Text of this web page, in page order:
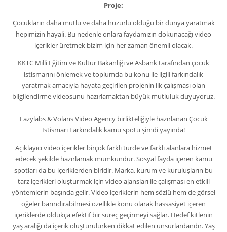
Proje:
Çocukların daha mutlu ve daha huzurlu olduğu bir dünya yaratmak
hepimizin hayali. Bu nedenle onlara faydamızın dokunacağı video
içerikler üretmek bizim için her zaman önemli olacak.
KKTC Milli Eğitim ve Kültür Bakanlığı ve Asbank tarafından çocuk
istismarını önlemek ve toplumda bu konu ile ilgili farkındalık
yaratmak amacıyla hayata geçirilen projenin ilk çalışması olan
bilgilendirme videosunu hazırlamaktan büyük mutluluk duyuyoruz.
Lazylabs & Volans Video Agency birlikteliğiyle hazırlanan Çocuk
İstismarı Farkındalık kamu spotu şimdi yayında!
Açıklayıcı video içerikler birçok farklı türde ve farklı alanlara hizmet
edecek şekilde hazırlamak mümkündür. Sosyal fayda içeren kamu
spotları da bu içeriklerden biridir. Marka, kurum ve kuruluşların bu
tarz içerikleri oluşturmak için video ajansları ile çalışması en etkili
yöntemlerin başında gelir. Video içeriklerin hem sözlü hem de görsel
öğeler barındırabilmesi özellikle konu olarak hassasiyet içeren
içeriklerde oldukça efektif bir süreç geçirmeyi sağlar. Hedef kitlenin
yaş aralığı da içerik oluşturulurken dikkat edilen unsurlardandır. Yaş